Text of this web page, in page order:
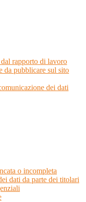
rapporto di lavoro
da pubblicare sul sito
dei dati
o incompleta
dati da parte dei titolari